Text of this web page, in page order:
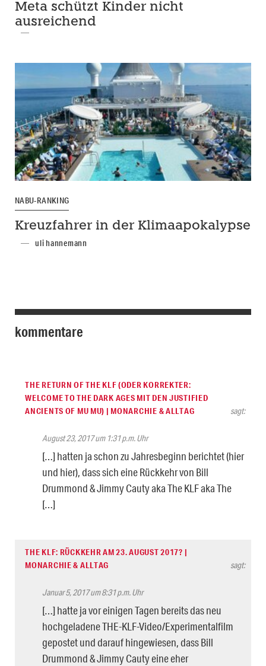
Meta schützt Kinder nicht
ausreichend
NABU-RANKING
Kreuzfahrer in der Klimaapokalypse
uli hannemann
kommentare
THE RETURN OF THE KLF (ODER KORREKTER:
WELCOME TO THE DARK AGES MIT DEN JUSTIFIED
ANCIENTS OF MU MU) | MONARCHIE & ALLTAG
sagt:
August 23, 2017 um 1:31 p.m. Uhr
[…] hatten ja schon zu Jahresbeginn berichtet (hier
und hier), dass sich eine Rückkehr von Bill
Drummond & Jimmy Cauty aka The KLF aka The
[…]
THE KLF: RÜCKKEHR AM 23. AUGUST 2017? |
MONARCHIE & ALLTAG
sagt:
Januar 5, 2017 um 8:31 p.m. Uhr
[…] hatte ja vor einigen Tagen bereits das neu
hochgeladene THE-KLF-Video/Experimentalfilm
gepostet und darauf hingewiesen, dass Bill
Drummond & Jimmy Cauty eine eher